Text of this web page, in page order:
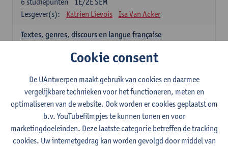
Lesgever(s):
Katrien Lievois Isa Van Acker
Textes, genres, discours en langue française
Kris Peeters
Spaans: verplichte opleidingsonderdelen
Gramática española 1
1E SEM
studiepunten
Lesgever(s):
Anne Verhaert
Cookie consent
De UAntwerpen maakt gebruik van cookies en daarmee
vergelijkbare technieken voor het functioneren, meten en
optimaliseren van de website. Ook worden er cookies geplaatst om
b.v. YouTubefilmpjes te kunnen tonen en voor
marketingdoeleinden. Deze laatste categorie betreffen de tracking
cookies. Uw internetgedrag kan worden gevolgd door middel van